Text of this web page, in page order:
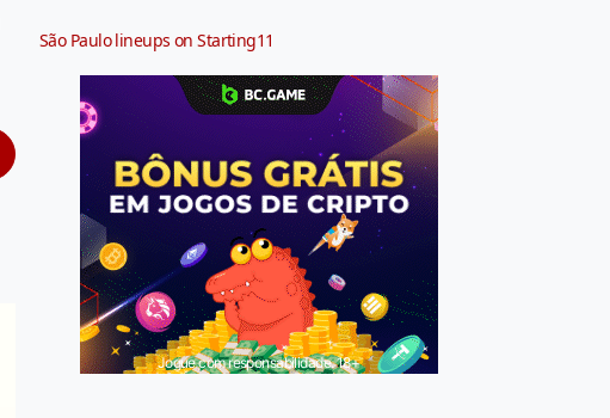
São Paulo lineups on Starting11
Jogue com responsabilidade. 18+